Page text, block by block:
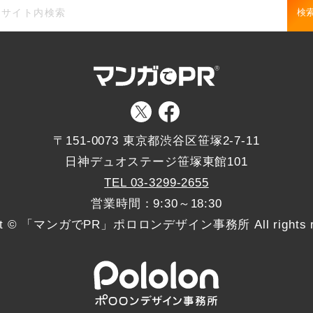
検
〒151-0073 東京都渋谷区笹塚2-7-11
日神デュオステージ笹塚東館101
TEL 03-3299-2655
営業時間：9:30～18:30
© 「マンガでPR」ポロロンデザイン事務所 All rights